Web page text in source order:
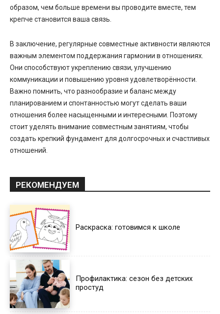
образом, чем больше времени вы проводите вместе, тем
крепче становится ваша связь.
В заключение, регулярные совместные активности являются
важным элементом поддержания гармонии в отношениях.
Они способствуют укреплению связи, улучшению
коммуникации и повышению уровня удовлетворённости.
Важно помнить, что разнообразие и баланс между
планированием и спонтанностью могут сделать ваши
отношения более насыщенными и интересными. Поэтому
стоит уделять внимание совместным занятиям, чтобы
создать крепкий фундамент для долгосрочных и счастливых
отношений.
РЕКОМЕНДУЕМ
Раскраска: готовимся к школе
Профилактика: сезон без детских
простуд